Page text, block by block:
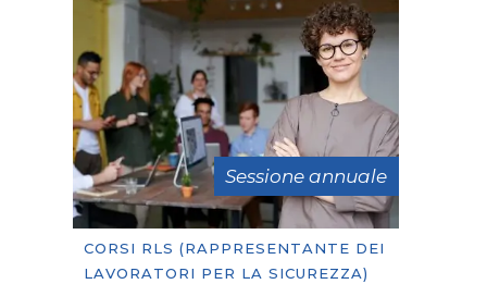
Sessione annuale
CORSI RLS (RAPPRESENTANTE DEI
LAVORATORI PER LA SICUREZZA)